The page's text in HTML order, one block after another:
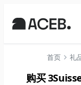
首页 礼
购买